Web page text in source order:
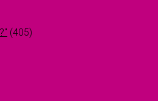
(405)